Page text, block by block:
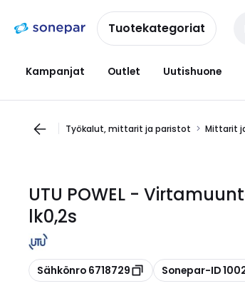
navigointiinsisältöönTuotekategoriat
Kampanjat Outlet Uutishuone
Työkalut, mittarit ja paristot Mittarit
UTU POWEL -
lk0,2s
Kopioi
Sähkönro 6718729 Kopioi
Sonepar-ID